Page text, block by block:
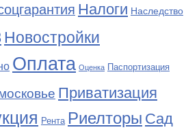
Налоги Наследство
Новостройки
Оплата Оценка Паспортизация
Приватизация
Рента Риелторы Сад